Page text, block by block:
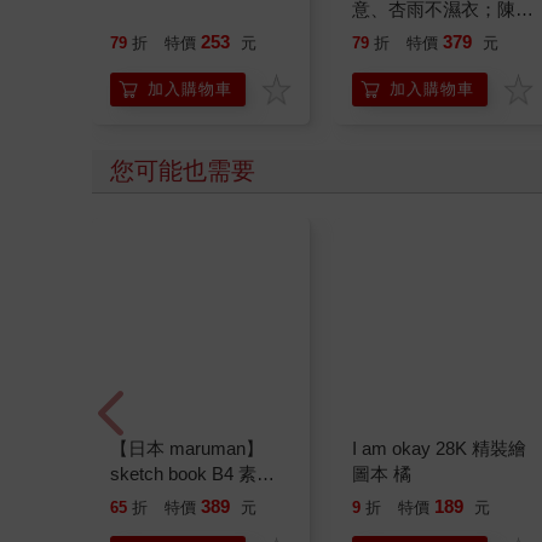
79 折 特價 253 元
加入購物車
意、杏雨不濕衣；陳亮
恭談以心轉境的適齡漫
79 折 特價 379 元
加入購物車
您可能也需要
【日本 maruman】
sketch book B4 素描
本 繪圖本 空白繪圖本
65 折 特價 389 元
I am okay 28K 精裝繪
圖本 橘
9 折 特價 189 元